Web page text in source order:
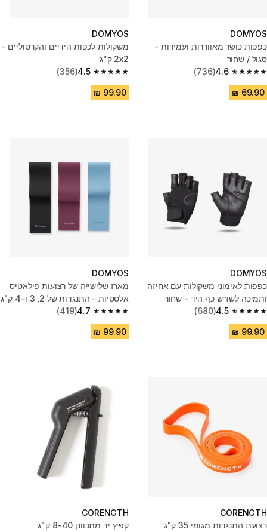
DOMYOS
כפפות כושר מאווררות ועמידות -
סגול / שחור
4.6
4.6 out of 5 stars from 736 reviews
(736)
DOMYOS
משקולות לכפות הידיים והקרסוליים -
2x2 ק"ג
4.5
4.5 out of 5 stars from 356 reviews
(356)
DOMYOS
כפפות לאימוני משקולות עם אחיזה
ותמיכה לשורש כף היד - שחור
4.5
4.5 out of 5 stars from 680 reviews
(680)
DOMYOS
מארז שלישייה של רצועות פילאטיס
אלסטיות - התנגדות של 2, 3 ו-4 ק"ג
4.7
4.7 out of 5 stars from 419 reviews
(419)
CORENGTH
רצועת התנגדות מגומי 35 ק"ג
CORENGTH
קפיץ יד מתכוונן 8-40 ק"ג